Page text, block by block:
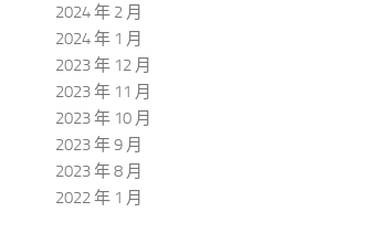
2024 年 2 月
2024 年 1 月
2023 年 12 月
2023 年 11 月
2023 年 10 月
2023 年 9 月
2023 年 8 月
2022 年 1 月